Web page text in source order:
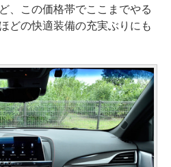
、この価格帯でここまでやる
どの快適装備の充実ぶりにも